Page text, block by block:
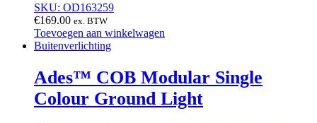
SKU: OD163259
€169.00 ex. BTW
Toevoegen aan winkelwagen
Buitenverlichting
Ades™ COB Modular Single
Colour Ground Light